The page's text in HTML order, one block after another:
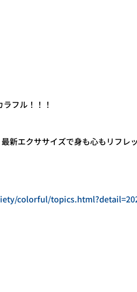
フル！！！
最新エクササイズで身も心もリフ
colorful/